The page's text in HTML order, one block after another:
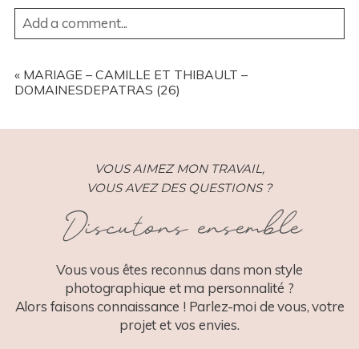
Add a comment...
REQUIRED FIELDS ARE MARKED *
POST COMMENT
« MARIAGE – CAMILLE ET THIBAULT –
DOMAINESDEPATRAS (26)
VOUS AIMEZ MON TRAVAIL,
VOUS AVEZ DES QUESTIONS ?
Discutons ensemble
Vous vous êtes reconnus dans mon style
photographique et ma personnalité ?
Alors faisons connaissance ! Parlez-moi de vous, votre
projet et vos envies.